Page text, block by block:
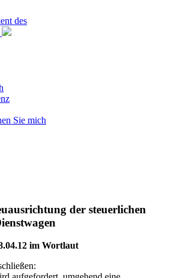
des
Sie mich
der steuerlichen
im Wortlaut